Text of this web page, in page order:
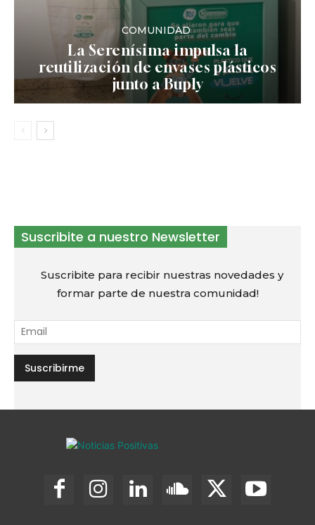
COMUNIDAD
La Serenísima impulsa la
reutilización de envases plásticos
junto a Buply
Suscribite a nuestro Newsletter
Suscribite para recibir nuestras novedades y
formar parte de nuestra comunidad!